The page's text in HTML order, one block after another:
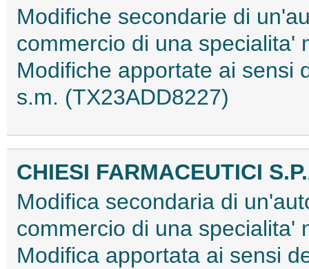
Modifiche secondarie di
commercio di una specialita'
Modifiche apportate ai sensi
s.m. (TX23ADD8227)
CHIESI FARMACEUTICI
Modifica secondaria di
commercio di una specialita'
Modifica apportata ai sensi